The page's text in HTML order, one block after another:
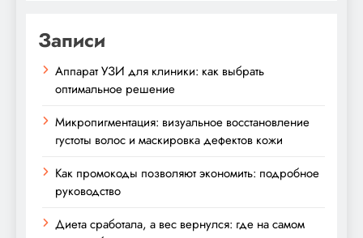
Записи
Аппарат УЗИ для клиники: как выбрать
оптимальное решение
Микропигментация: визуальное восстановление
густоты волос и маскировка дефектов кожи
Как промокоды позволяют экономить: подробное
руководство
Диета сработала, а вес вернулся: где на самом